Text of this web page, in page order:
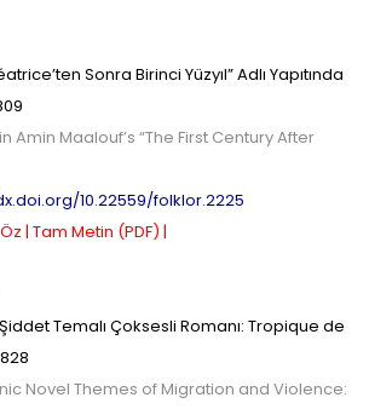
Sonra Birinci Yüzyıl” Adlı Yapıtında
Maalouf’s “The First Century After
10.22559/folklor.2225
Öz | Tam Metin (PDF) |
Temalı Çoksesli Romanı: Tropique de
Novel Themes of Migration and Violence: